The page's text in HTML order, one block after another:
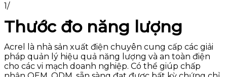
1/
Thước đo năng lượng
Acrel là nhà sản xuất điện chuyên cung cấp các giải
pháp quản lý hiệu quả năng lượng và an toàn điện
cho các vi mạch doanh nghiệp. Có thể giúp chấp